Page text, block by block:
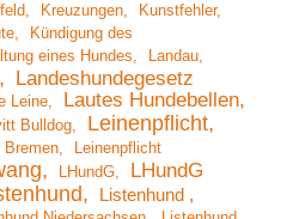
Kreuzungen
Kunstfehler
Kündigung des
eines Hundes
Landau
Landeshundegesetz
Leine
Lautes Hundebellen
Bulldog Leinenpflicht
Bremen
Leinenpflicht
LHundG
LHundG
Listenhund